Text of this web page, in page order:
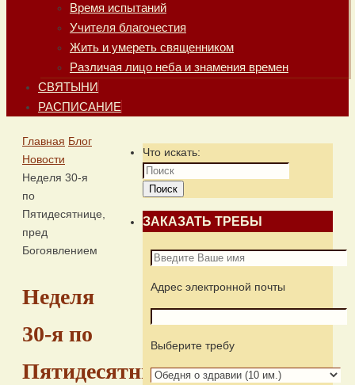
Время испытаний
Учителя благочестия
Жить и умереть священником
Различая лицо неба и знамения времен
СВЯТЫНИ
РАСПИСАНИЕ
Главная Блог
Новости
Неделя 30-я
по
Пятидесятнице,
пред
Богоявлением
Неделя
30-я по
Пятидесятнице,
Что искать:
Поиск
ЗАКАЗАТЬ ТРЕБЫ
Адрес электронной почты
Выберите требу